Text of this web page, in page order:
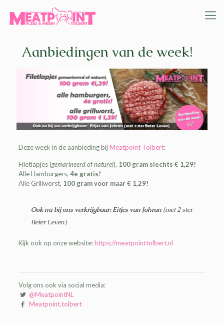
Aanbiedingen van de week!
Deze week in de aanbieding bijMeatpoint Tolbert:
Filetlapjes (gemarineerd of naturel), 100 gram slechts € 1,29!
Alle Hamburgers, 4e gratis!
Alle Grillworst, 100 gram voor maar € 1,29!
Ook nu bij ons verkrijgbaar: Eitjes van Johran(met 2 ster
Beter Leven)
Kijk ook op onze website:https://meatpointtolbert.nl
Volg ons ook via social media:
@MeatpointNL
Meatpoint.tolbert